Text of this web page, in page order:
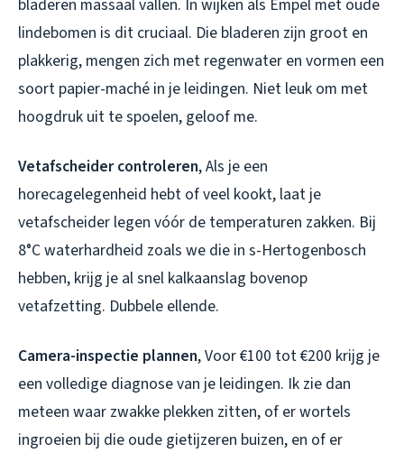
bladeren massaal vallen. In wijken als Empel met oude
lindebomen is dit cruciaal. Die bladeren zijn groot en
plakkerig, mengen zich met regenwater en vormen een
soort papier-maché in je leidingen. Niet leuk om met
hoogdruk uit te spoelen, geloof me.
Vetafscheider controleren, Als je een
horecagelegenheid hebt of veel kookt, laat je
vetafscheider legen vóór de temperaturen zakken. Bij
8°C waterhardheid zoals we die in s-Hertogenbosch
hebben, krijg je al snel kalkaanslag bovenop
vetafzetting. Dubbele ellende.
Camera-inspectie plannen, Voor €100 tot €200 krijg je
een volledige diagnose van je leidingen. Ik zie dan
meteen waar zwakke plekken zitten, of er wortels
ingroeien bij die oude gietijzeren buizen, en of er